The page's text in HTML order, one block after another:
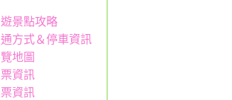
景點攻略
方式＆停車資訊
地圖
資訊
資訊